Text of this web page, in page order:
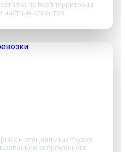
по всей территории
клиентов.
и специальных грузов
современного